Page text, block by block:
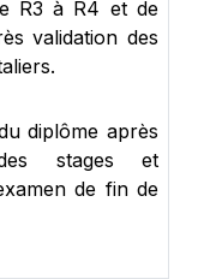
R3 à R4 et de
validation des
diplôme après
stages et
de fin de